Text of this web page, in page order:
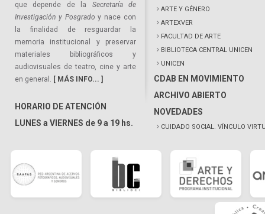
que depende de la Secretaría de
Investigación y Posgrado y nace con
la finalidad de resguardar la
memoria institucional y preservar
materiales bibliográficos y
audiovisuales de teatro, cine y arte
en general. [ MÁS INFO... ]
HORARIO DE ATENCIÓN
LUNES a VIERNES de 9 a 19 hs.
ARTE Y GÉNERO
ARTEXVER
FACULTAD DE ARTE
BIBLIOTECA CENTRAL UNICEN
UNICEN
CDAB EN MOVIMIENTO
ARCHIVO ABIERTO
NOVEDADES
CUIDADO SOCIAL. VÍNCULO